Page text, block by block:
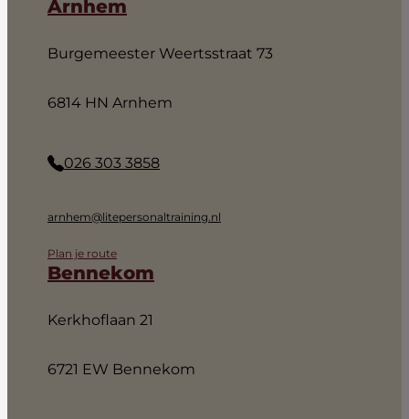
Arnhem
Burgemeester Weertsstraat 73
6814 HN Arnhem
026 303 3858
arnhem@litepersonaltraining.nl
Plan je route
Bennekom
Kerkhoflaan 21
6721 EW Bennekom